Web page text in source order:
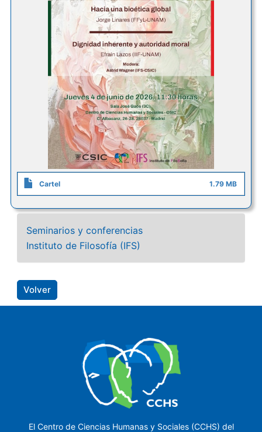
Cartel 1.79 MB
Seminarios y conferencias
Instituto de Filosofía (IFS)
Volver
El Centro de Ciencias Humanas y Sociales (CCHS) del